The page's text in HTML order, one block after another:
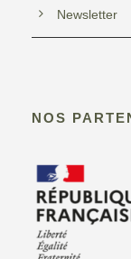
Newsletter
NOS